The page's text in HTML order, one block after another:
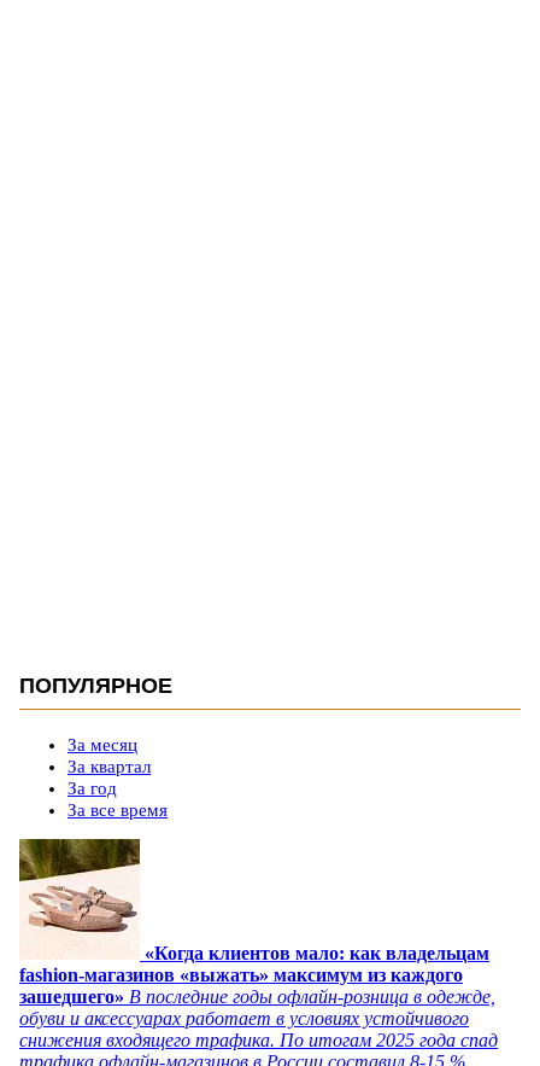
ПОПУЛЯРНОЕ
За месяц
За квартал
За год
За все время
«Когда клиентов мало: как владельцам
fashion-магазинов «выжать» максимум из каждого
зашедшего» В последние годы офлайн-розница в одежде,
обуви и аксессуарах работает в условиях устойчивого
снижения входящего трафика. По итогам 2025 года спад
трафика офлайн-магазинов в России составил 8-15 %,